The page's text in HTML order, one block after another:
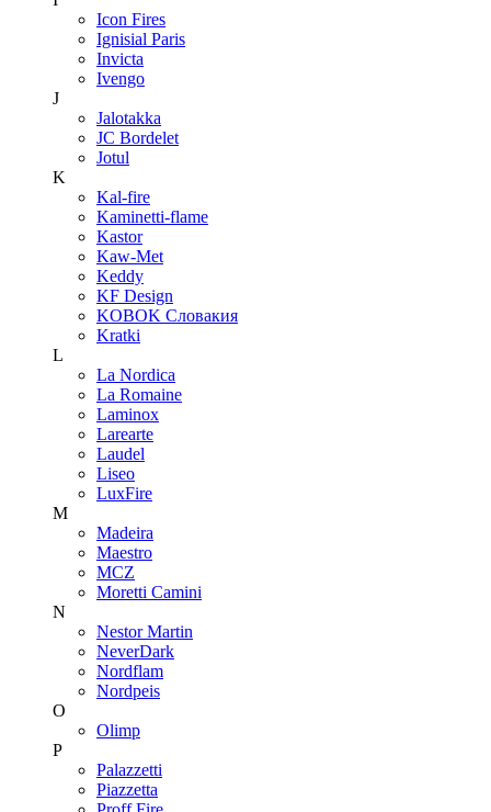
Icon Fires
Ignisial Paris
Invicta
Ivengo
J
Jalotakka
JC Bordelet
Jotul
K
Kal-fire
Kaminetti-flame
Kastor
Kaw-Met
Keddy
KF Design
KOBOK Словакия
Kratki
L
La Nordica
La Romaine
Laminox
Larearte
Laudel
Liseo
LuxFire
M
Madeira
Maestro
MCZ
Moretti Camini
N
Nestor Martin
NeverDark
Nordflam
Nordpeis
O
Olimp
P
Palazzetti
Piazzetta